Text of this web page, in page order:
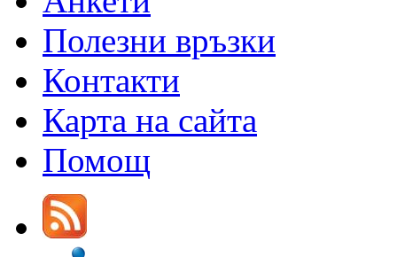
Полезни връзки
Контакти
Карта на сайта
Помощ